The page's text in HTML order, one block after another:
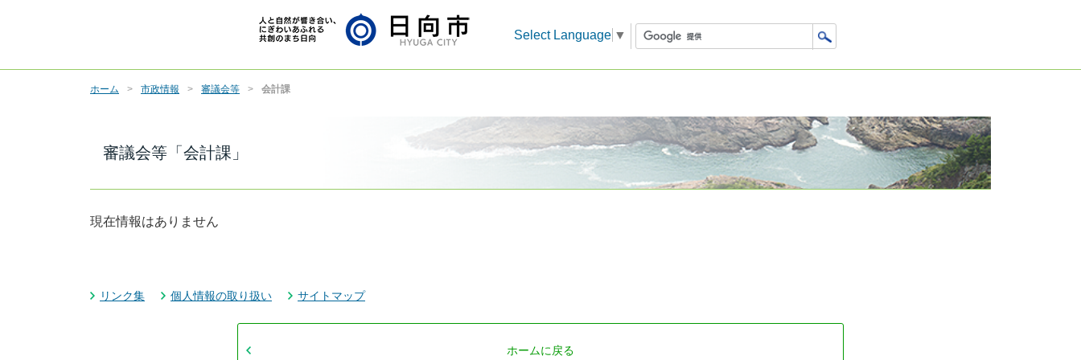
Select Language ▼
ホーム 市政情報 審議会等 会計課
審議会等「会計課」
現在情報はありません
リンク集 個人情報の取り扱い サイトマップ
ホームに戻る